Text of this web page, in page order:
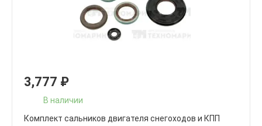
3,777 ₽
В наличии
Комплект сальников двигателя снегоходов и КПП